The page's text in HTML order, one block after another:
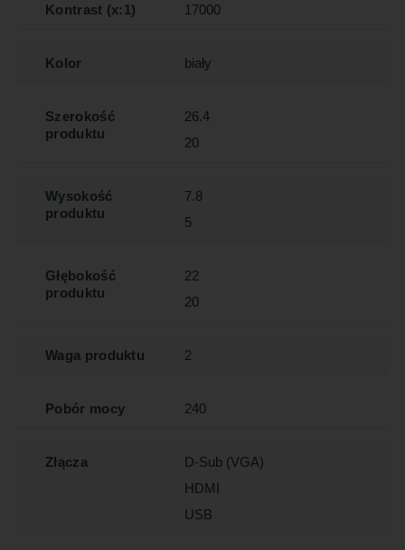
Kontrast (x:1) 17000
Kolor biały
Szerokość
produktu
26.4
20
Wysokość
produktu
7.8
5
Głębokość
produktu
22
20
Waga produktu 2
Pobór mocy 240
Złącza
D-Sub (VGA)
HDMI
USB